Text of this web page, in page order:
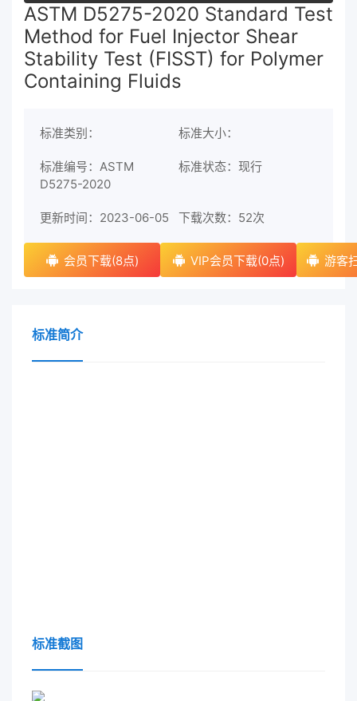
ASTM D5275-2020 Standard Test
Method for Fuel Injector Shear
Stability Test (FISST) for Polymer
Containing Fluids
标准类别： 标准大小：
标准编号：ASTM
D5275-2020
标准状态：现行
更新时间：2023-06-05 下载次数： 52次
会员下载(8点) VIP会员下载(0点) 游客
标准简介
标准截图